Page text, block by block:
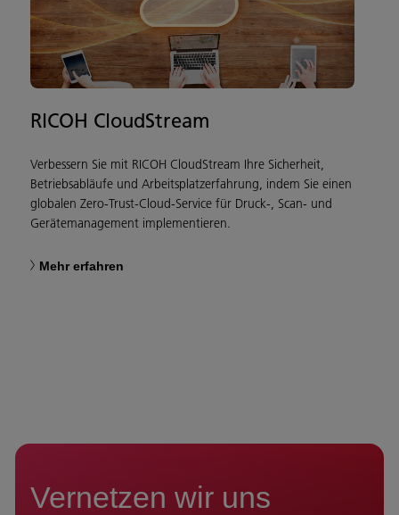
RICOH CloudStream
Verbessern Sie mit RICOH CloudStream Ihre Sicherheit,
Betriebsabläufe und Arbeitsplatzerfahrung, indem Sie einen
globalen Zero-Trust-Cloud-Service für Druck-, Scan- und
Gerätemanagement implementieren.
Mehr erfahren
Vernetzen wir uns